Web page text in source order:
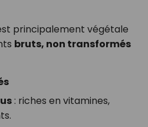
principalement végétale
bruts, non transformés
: riches en vitamines,